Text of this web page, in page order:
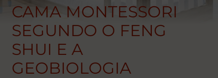
CAMA MONTESSORI
SEGUNDO O FENG
SHUI E A
GEOBIOLOGIA